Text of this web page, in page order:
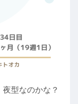
型なのかな？